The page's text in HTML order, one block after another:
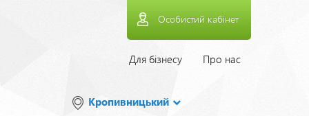
Особистий кабінет
Верхнее
Для бізнесу Про нас
Кропивницький